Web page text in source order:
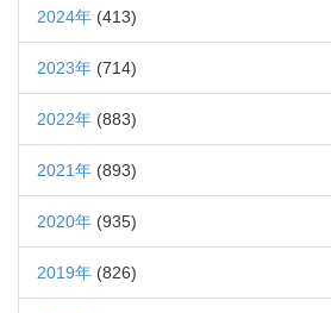
2024年 (413)
2023年 (714)
2022年 (883)
2021年 (893)
2020年 (935)
2019年 (826)